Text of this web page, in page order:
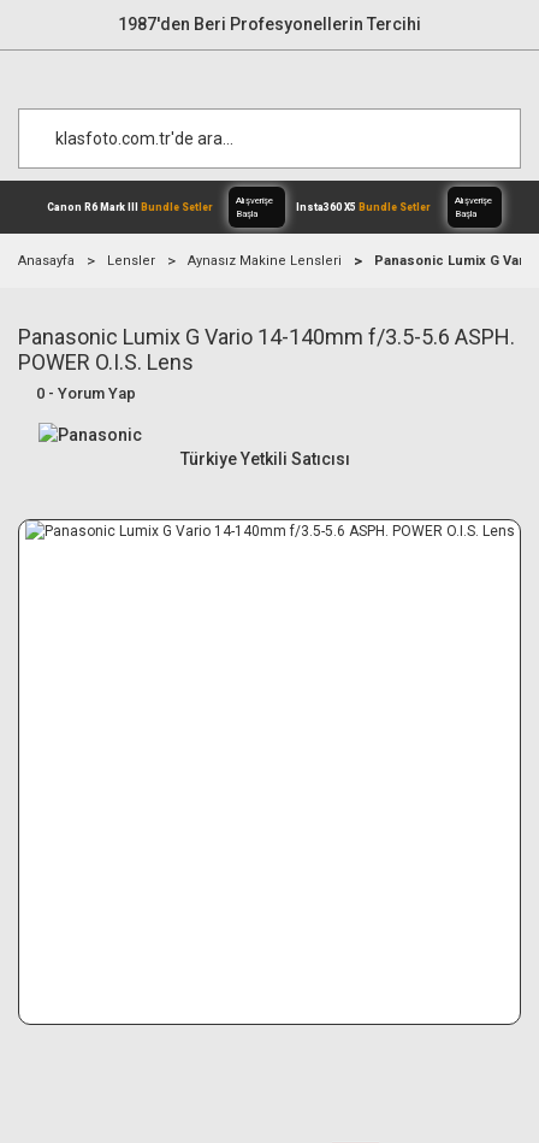
1987'den Beri Profesyonellerin Tercihi
Canon R6 Mark III Bundle Setler
Alışverişe
Anasayfa Lensler Aynasız Makine Lensleri Panasonic Lumix G Vario
Panasonic Lumix G Vario 14-140mm f/3.5-5.6 ASPH.
POWER O.I.S. Lens
0 - Yorum Yap
Türkiye Yetkili Satıcısı